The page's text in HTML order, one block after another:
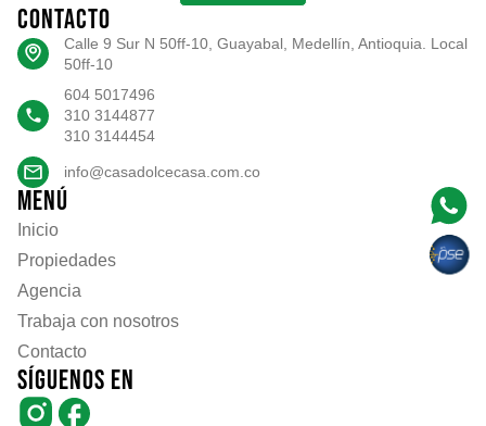
CONTACTO
Calle 9 Sur N 50ff-10, Guayabal, Medellín, Antioquia. Local
50ff-10
604 5017496
310 3144877
310 3144454
info@casadolcecasa.com.co
MENÚ
Inicio
Propiedades
Agencia
Trabaja con nosotros
Contacto
SÍGUENOS EN